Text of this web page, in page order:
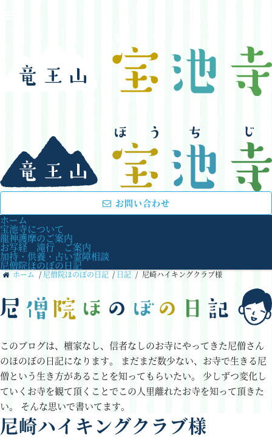
お問い合わせ
ホーム
宝池寺について
龍神護摩のご案内
お写経 滝行 ご案内
加持・供養・占い霊障相談
尼僧院ほのぼの日記
ホーム / 尼僧院ほのぼの日記 / 日記 / 尼崎ハイキングクラブ様
このブログは、檀家なし、信者なしのお寺にやってきた尼僧さん
のほのぼの日記になります。 まだまだ数少ない、お寺で生きる尼
僧という生き方があることを知ってもらいたい。
少しずつ変化し
ていくお寺を観て頂くことでこの人里離れたお寺を知って頂きた
い。 そんな思いで書いてます。
尼崎ハイキングクラブ様